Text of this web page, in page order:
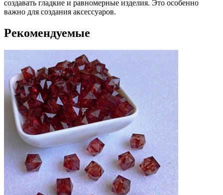
создавать гладкие и равномерные изделия. Это особенно
важно для создания аксессуаров.
Рекомендуемые